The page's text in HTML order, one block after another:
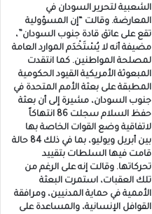
الشعبية لتحرير السودان في
المعارضة. وقالت “إن المسؤولية
تقع على عاتق قادة جنوب السودان”،
مضيفة أنه لا يُسْتَخْدَم الموارد العامة
لمصلحة المواطنين. كما انتقدت
المبعوثة الأمريكية القيود الحكومية
المطبقة على بعثة الأمم المتحدة في
جنوب السودان، مشيرة إلى أن بعثة
حفظ السلام سجلت 86 انتهاكاً
لاتفاقية وضع القوات الخاصة بها
بين أبريل ويوليو، بما في ذلك 84 حالة
قامت فيها السلطات بتقييد
تحركاتها. وقالت إنه على الرغم من
تلك العقبات، استمرت البعثة
الأممية في حماية المدنيين، ومرافقة
القوافل الإنسانية، والمساعدة على